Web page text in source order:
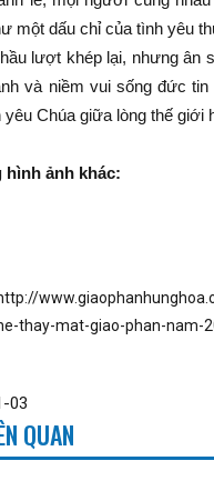
một dấu chỉ của tình yêu
lượt khép lại, nhưng ân
và niềm vui sống đức
yêu Chúa giữa lòng thế giới
hình ảnh khác:
thay-mat-giao-phan-nam-
03
QUAN